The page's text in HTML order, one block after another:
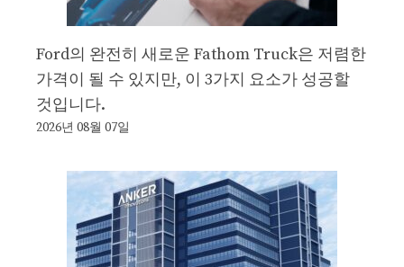
Ford의 완전히 새로운 Fathom Truck은 저렴한
가격이 될 수 있지만, 이 3가지 요소가 성공할
것입니다.
2026년 08월 07일